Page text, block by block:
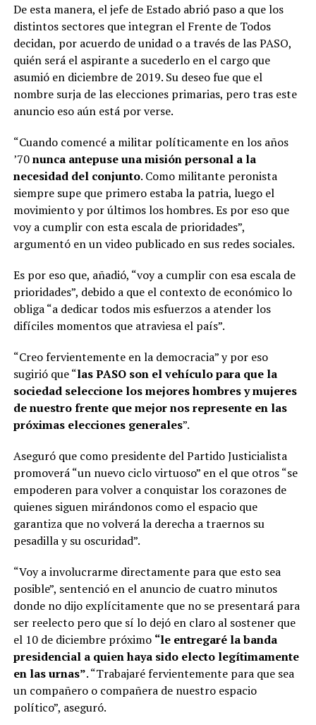
De esta manera, el jefe de Estado abrió paso a que los
distintos sectores que integran el Frente de Todos
decidan, por acuerdo de unidad o a través de las PASO,
quién será el aspirante a sucederlo en el cargo que
asumió en diciembre de 2019. Su deseo fue que el
nombre surja de las elecciones primarias, pero tras este
anuncio eso aún está por verse.
“Cuando comencé a militar políticamente en los años
’70nunca antepuse una misión personal a la
necesidad del conjunto. Como militante peronista
siempre supe que primero estaba la patria, luego el
movimiento y por últimos los hombres. Es por eso que
voy a cumplir con esta escala de prioridades”,
argumentó en un video publicado en sus redes sociales.
Es por eso que, añadió, “voy a cumplir con esa escala de
prioridades”, debido a que el contexto de económico lo
obliga “a dedicar todos mis esfuerzos a atender los
difíciles momentos que atraviesa el país”.
“Creo fervientemente en la democracia” y por eso
sugirió que “las PASO son el vehículo para que la
sociedad seleccione los mejores hombres y mujeres
de nuestro frente que mejor nos represente en las
próximas elecciones generales”.
Aseguró que como presidente del Partido Justicialista
promoverá “un nuevo ciclo virtuoso” en el que otros “se
empoderen para volver a conquistar los corazones de
quienes siguen mirándonos como el espacio que
garantiza que no volverá la derecha a traernos su
pesadilla y su oscuridad”.
“Voy a involucrarme directamente para que esto sea
posible”, sentenció en el anuncio de cuatro minutos
donde no dijo explícitamente que no se presentará para
ser reelecto pero que sí lo dejó en claro al sostener que
el 10 de diciembre próximo “le entregaré la banda
presidencial a quien haya sido electo legítimamente
en las urnas”. “Trabajaré fervientemente para que sea
un compañero o compañera de nuestro espacio
político”, aseguró.